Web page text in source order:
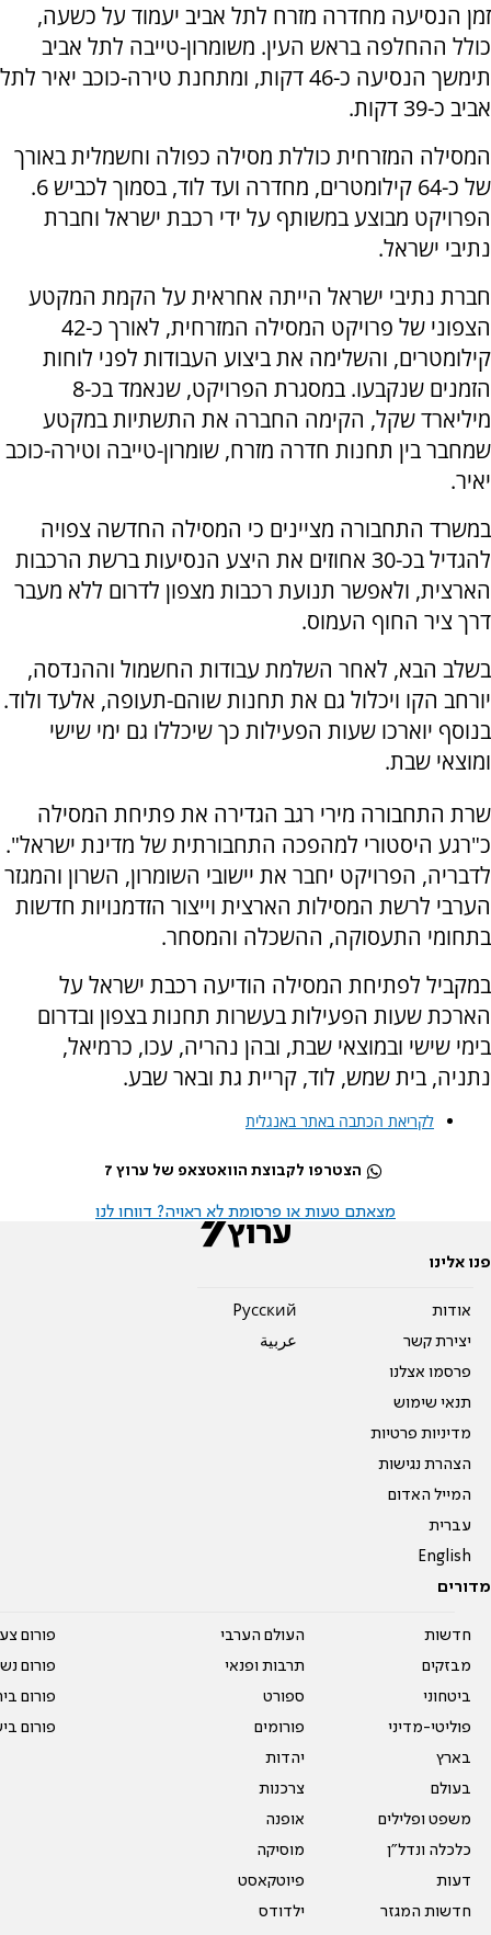
זמן הנסיעה מחדרה מזרח לתל אביב יעמוד על כשעה,
כולל ההחלפה בראש העין. משומרון-טייבה לתל אביב
תימשך הנסיעה כ-46 דקות, ומתחנת טירה-כוכב יאיר לתל
אביב כ-39 דקות.
המסילה המזרחית כוללת מסילה כפולה וחשמלית באורך
של כ-64 קילומטרים, מחדרה ועד לוד, בסמוך לכביש 6.
הפרויקט מבוצע במשותף על ידי רכבת ישראל וחברת
נתיבי ישראל.
חברת נתיבי ישראל הייתה אחראית על הקמת המקטע
הצפוני של פרויקט המסילה המזרחית, לאורך כ-42
קילומטרים, והשלימה את ביצוע העבודות לפני לוחות
הזמנים שנקבעו. במסגרת הפרויקט, שנאמד בכ-8
מיליארד שקל, הקימה החברה את התשתיות במקטע
שמחבר בין תחנות חדרה מזרח, שומרון-טייבה וטירה-כוכב
יאיר.
במשרד התחבורה מציינים כי המסילה החדשה צפויה
להגדיל בכ-30 אחוזים את היצע הנסיעות ברשת הרכבות
הארצית, ולאפשר תנועת רכבות מצפון לדרום ללא מעבר
דרך ציר החוף העמוס.
בשלב הבא, לאחר השלמת עבודות החשמול וההנדסה,
יורחב הקו ויכלול גם את תחנות שוהם-תעופה, אלעד ולוד.
בנוסף יוארכו שעות הפעילות כך שיכללו גם ימי שישי
ומוצאי שבת.
שרת התחבורה מירי רגב הגדירה את פתיחת המסילה
כ"רגע היסטורי למהפכה התחבורתית של מדינת ישראל".
לדבריה, הפרויקט יחבר את יישובי השומרון, השרון והמגזר
הערבי לרשת המסילות הארצית וייצור הזדמנויות חדשות
בתחומי התעסוקה, ההשכלה והמסחר.
במקביל לפתיחת המסילה הודיעה רכבת ישראל על
הארכת שעות הפעילות בעשרות תחנות בצפון ובדרום
בימי שישי ובמוצאי שבת, ובהן נהריה, עכו, כרמיאל,
נתניה, בית שמש, לוד, קריית גת ובאר שבע.
לקריאת הכתבה באתר באנגלית
הצטרפו לקבוצת הוואטצאפ של ערוץ 7
מצאתם טעות או פרסומת לא ראויה? דווחו לנו
פנו אלינו
אודות
יצירת קשר
פרסמו אצלנו
תנאי שימוש
מדיניות פרטיות
הצהרת נגישות
המייל האדום
עברית
English
Pусский
عربية
מדורים
חדשות
מבזקים
ביטחוני
פוליטי-מדיני
בארץ
בעולם
משפט ופלילים
כלכלה ונדל"ן
דעות
חדשות המגזר
העולם הערבי
תרבות ופנאי
ספורט
פורומים
יהדות
צרכנות
אופנה
מוסיקה
פיוטקאסט
ילדודס
פורום
פורום
פורום
פורום